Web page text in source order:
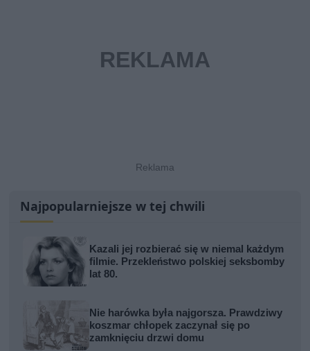
Najpopularniejsze w tej chwili
Kazali jej rozbierać się w niemal każdym
filmie. Przekleństwo polskiej seksbomby
lat 80.
Nie harówka była najgorsza. Prawdziwy
koszmar chłopek zaczynał się po
zamknięciu drzwi domu